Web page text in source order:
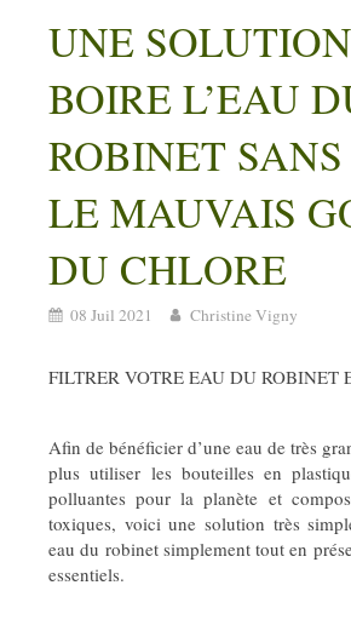
UNE
BOIRE L’EAU
ROBINET
LE MAUVAIS
DU CHLORE
08 Juil 2021 Christine Vigny
FILTRER VOTRE EAU DU ROBINET
Afin de bénéficier d’une eau de très
plus utiliser les bouteilles en
polluantes pour la planète et
toxiques, voici une solution très
eau du robinet simplement tout en
essentiels.